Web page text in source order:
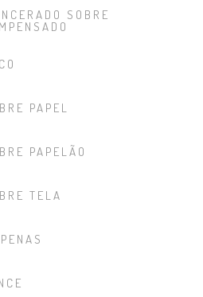
SOBRE
PAPEL
PAPELÃO
TELA
PENAS